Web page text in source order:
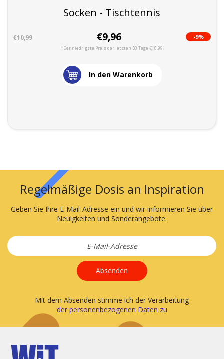
Socken - Tischtennis
€10,99 €9,96 -9%
*Der niedrigste Preis der letzten 30 Tage €10,99
In den Warenkorb
Regelmäßige Dosis an Inspiration
Geben Sie Ihre E-Mail-Adresse ein und wir informieren Sie über
Neuigkeiten und Sonderangebote.
Absenden
Mit dem Absenden stimme ich der Verarbeitung
der personenbezogenen Daten zu